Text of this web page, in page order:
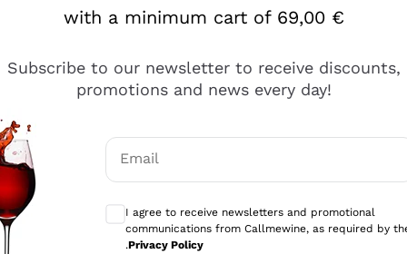
diversi e con un ampio range di prezzo. Le
with a minimum cart of 69,00 €
Subscribe to our newsletter to receive discounts,
promotions and news every day!
Email
I agree to receive newsletters and promotional
communications from Callmewine, as required by
.Privacy Policy